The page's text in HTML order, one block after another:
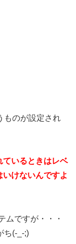
ものが設定され
ているときはレベ
けないんですよ
ムですが・・・
ち(-_-;)